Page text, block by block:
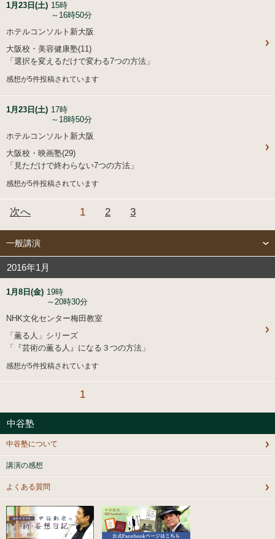
1月23日(土) 15時
～16時50分
ホテルコンソルト新大阪
大阪校・美容健康塾(11)
「選択を変えるだけで変わる7つの方法」
感想が5件投稿されています
1月23日(土) 17時
～18時50分
ホテルコンソルト新大阪
大阪校・映画塾(29)
「見ただけで終わらない7つの方法」
感想が5件投稿されています
1 2 3
次へ
一般講演
2016年1月
1月8日(金) 19時
～20時30分
NHK文化センター梅田教室
「薫る人」シリーズ
「『芸術の薫る人』になる３つの方法」
感想が5件投稿されています
1
中谷塾
中谷塾について
講演の感想
よくある質問